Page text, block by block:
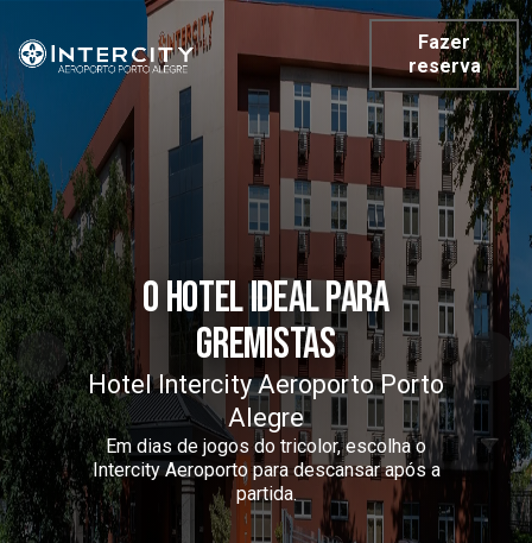
Fazer
reserva
O Hotel ideal para
Gremistas
Hotel Intercity Aeroporto Porto
Alegre
Em dias de jogos do tricolor, escolha o
Intercity Aeroporto para descansar após a
partida.